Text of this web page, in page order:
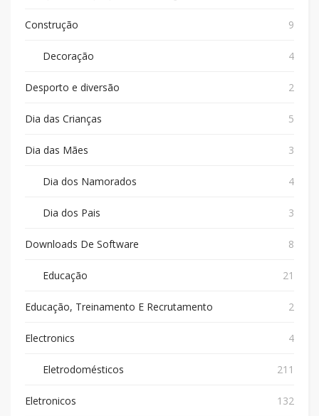
Construção 9
Decoração 4
Desporto e diversão 2
Dia das Crianças 5
Dia das Mães 3
Dia dos Namorados 4
Dia dos Pais 3
Downloads De Software 8
Educação 21
Educação, Treinamento E Recrutamento 2
Electronics 4
Eletrodomésticos 211
Eletronicos 132